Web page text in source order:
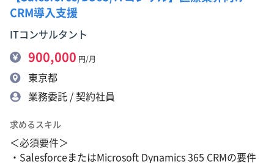
CRM導入支援
ITコンサルタント
900,000 円/月
東京都
業務委託 / 契約社員
求めるスキル
＜必須要件＞
・SalesforceまたはMicrosoft Dynamics 365 CRMの要件